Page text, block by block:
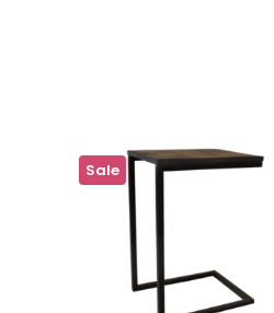
Sale